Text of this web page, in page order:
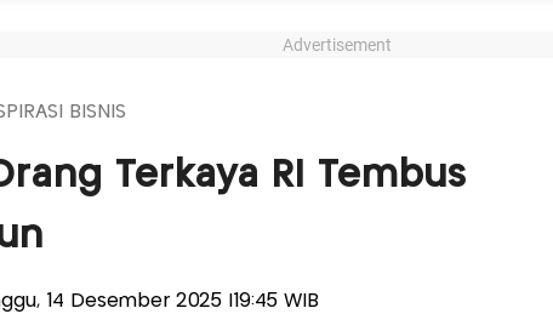
Advertisement
BISNIS
Terkaya RI Tembus
14 Desember 2025 |19:45 WIB